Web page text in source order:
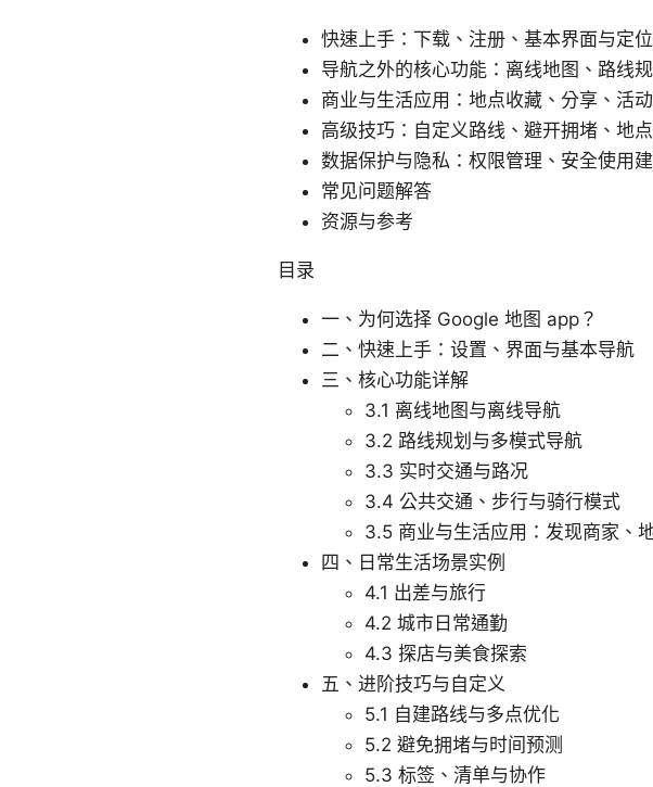
快速上手：下载、注册、基本界面与定
导航之外的核心功能：离线地图、路线
商业与生活应用：地点收藏、分享、活
高级技巧：自定义路线、避开拥堵、地
数据保护与隐私：权限管理、安全使用
常见问题解答
资源与参考
目录
一、为何选择 Google 地图 app？
二、快速上手：设置、界面与基本导航
三、核心功能详解
3.1 离线地图与离线导航
3.2 路线规划与多模式导航
3.3 实时交通与路况
3.4 公共交通、步行与骑行模式
3.5 商业与生活应用：发现商家、
四、日常生活场景实例
4.1 出差与旅行
4.2 城市日常通勤
4.3 探店与美食探索
五、进阶技巧与自定义
5.1 自建路线与多点优化
5.2 避免拥堵与时间预测
5.3 标签、清单与协作